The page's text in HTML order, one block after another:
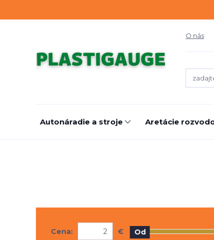
O nás
Autonáradie a stroje Aretácie
Cena: € Od